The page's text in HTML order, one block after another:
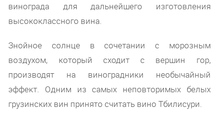
винограда для дальнейшего изготовления
высококлассного вина.
Знойное солнце в сочетании с морозным
воздухом, который сходит с вершин гор,
производят на виноградники необычайный
эффект. Одним из самых неповторимых белых
грузинских вин принято считать вино Тбилисури.